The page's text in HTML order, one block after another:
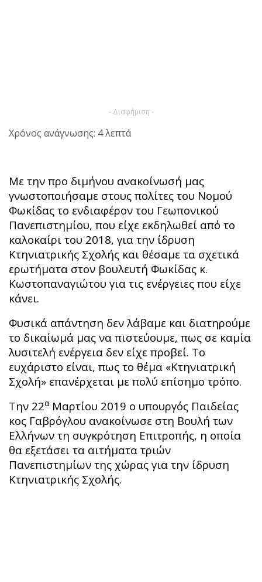
- Διαφήμιση -
Χρόνος ανάγνωσης: 4 λεπτά
Με την προ διμήνου ανακοίνωσή μας
γνωστοποιήσαμε στους πολίτες του Νομού
Φωκίδας το ενδιαφέρον του Γεωπονικού
Πανεπιστημίου, που είχε εκδηλωθεί από το
καλοκαίρι του 2018, για την ίδρυση
Κτηνιατρικής Σχολής και θέσαμε τα σχετικά
ερωτήματα στον βουλευτή Φωκίδας κ.
Κωστοπαναγιώτου για τις ενέργειες που είχε
κάνει.
Φυσικά απάντηση δεν λάβαμε και διατηρούμε
το δικαίωμά μας να πιστεύουμε, πως σε καμία
λυσιτελή ενέργεια δεν είχε προβεί. Το
ευχάριστο είναι, πως το θέμα «Κτηνιατρική
Σχολή» επανέρχεται με πολύ επίσημο τρόπο.
Την 22α Μαρτίου 2019 ο υπουργός Παιδείας
κος Γαβρόγλου ανακοίνωσε στη Βουλή των
Ελλήνων τη συγκρότηση Επιτροπής, η οποία
θα εξετάσει τα αιτήματα τριών
Πανεπιστημίων της χώρας για την ίδρυση
Κτηνιατρικής Σχολής.